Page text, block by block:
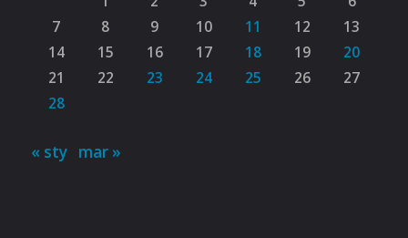
7
8 9 10 11 12
13
14
15 16 17 18 19
20
21
22 23 24 25 26
27
28
« sty mar »